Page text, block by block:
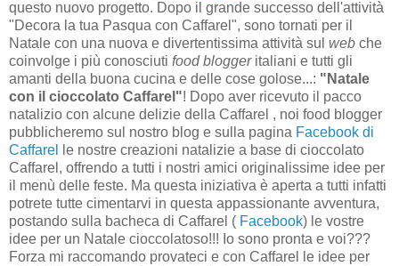
questo nuovo progetto. Dopo il grande successo dell'attività
"Decora la tua Pasqua con Caffarel", sono tornati per il
Natale con una nuova e divertentissima attività sul web che
coinvolge i più conosciuti food bloggeritaliani e tutti gli
amanti della buona cucina e delle cose golose...: "Natale
con il cioccolato Caffarel"! Dopo aver ricevuto il pacco
natalizio con alcune delizie della Caffarel , noi food blogger
pubblicheremo sul nostro blog e sulla pagina Facebook di
Caffarel
le nostre creazioni natalizie a base di cioccolato
Caffarel, offrendo a tutti i nostri amici originalissime idee per
il menù delle feste. Ma questa iniziativa è aperta a tutti infatti
potrete tutte cimentarvi in questa appassionante avventura,
postando sulla bacheca di Caffarel ( Facebook) le vostre
idee per un Natale cioccolatoso!!! Io sono pronta e voi???
Forza mi raccomando provateci e con Caffarel le idee per